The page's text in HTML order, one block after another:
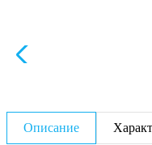
Описание